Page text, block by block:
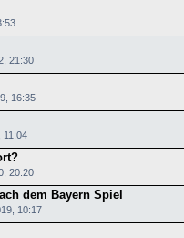
21:30
16:35
11:04
20:20
dem Bayern Spiel
10:17